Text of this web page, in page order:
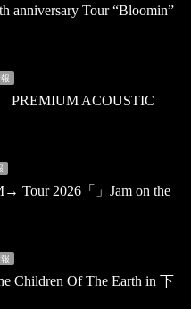
anniversary Tour “Bloomin”
PREMIUM ACOUSTIC
Tour 2026「」Jam on the
Children Of The Earth in 下